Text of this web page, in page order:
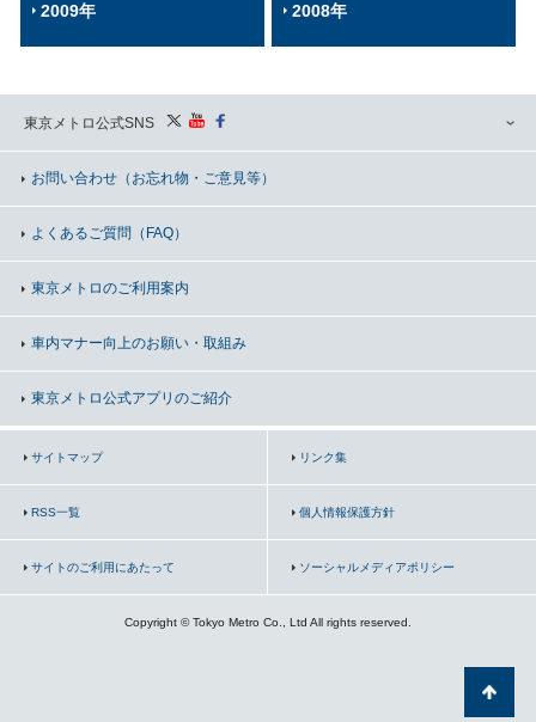
2009年 2008年
東京メトロ公式SNS
お問い合わせ （お忘れ物・ご意見等）
よくあるご質問（FAQ）
東京メトロのご利用案内
車内マナー向上のお願い・取組み
東京メトロ公式アプリのご紹介
サイトマップ リンク集
RSS一覧 個人情報保護方針
サイトのご利用にあたって ソーシャルメディアポリシー
Copyright © Tokyo Metro Co., Ltd All rights reserved.